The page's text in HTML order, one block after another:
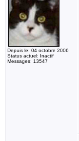
Depuis le: 04 octobre 2006
Status actuel: Inactif
Messages: 13547